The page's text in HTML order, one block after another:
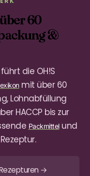
60
&
die OH!S
mit über 60
Lohnabfüllung
HACCP bis zur
Packmittelund
→